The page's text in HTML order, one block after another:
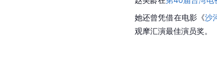
她还曾凭借在电影《沙
观摩汇演最佳演员奖。